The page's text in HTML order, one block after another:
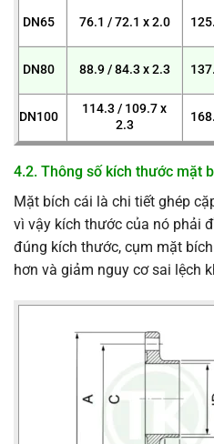
DN65 76.1 / 72.1 x 2.0
DN80 88.9 / 84.3 x 2.3
DN100
114.3 / 109.7 x
2.3
4.2. Thông số kích thước mặt
Mặt bích cái là chi tiết ghép
vì vậy kích thước của nó phải
đúng kích thước, cụm mặt
hơn và giảm nguy cơ sai lệch